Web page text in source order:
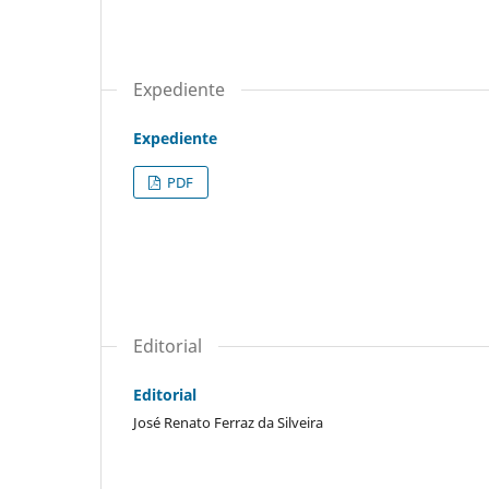
Expediente
Expediente
PDF
Editorial
Editorial
José Renato Ferraz da Silveira